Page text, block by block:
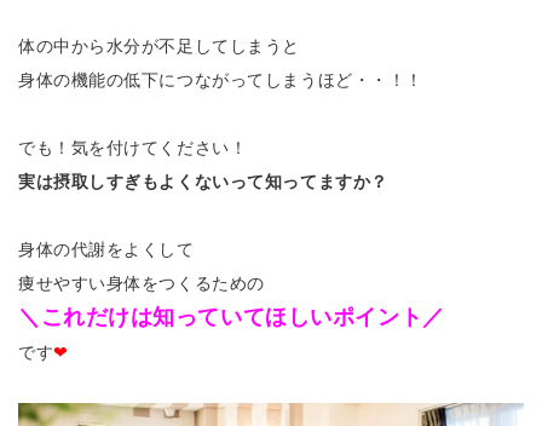
体の中から水分が不足してしまうと
身体の機能の低下につながってしまうほど・・！！
でも！気を付けてください！
実は摂取しすぎもよくないって知ってますか？
身体の代謝をよくして
痩せやすい身体をつくるための
＼これだけは知っていてほしいポイント／
です❤